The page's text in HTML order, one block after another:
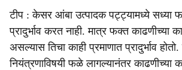
टीप : केसर आंबा उत्पादक पट्ट्यामध्ये सध्या
प्रादुर्भाव करत नाही. मात्र फक्त काढणीच्या
असल्यास तिचा काही प्रमाणात प्रादुर्भाव
नियंत्रणाविषयी फळे लागल्यानंतर काढणीच्या